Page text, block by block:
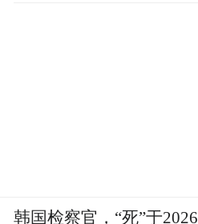
韩国检察官，“死”于2026